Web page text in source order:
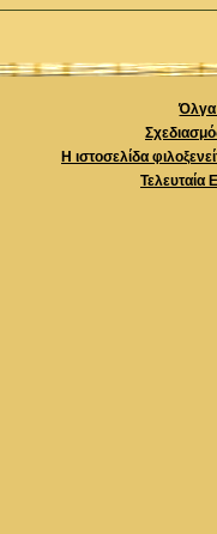
Όλγα
Η ιστοσελίδα
Τελευταία